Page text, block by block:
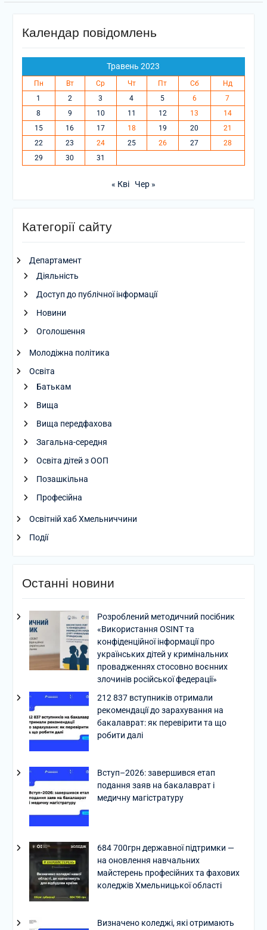
Календар повідомлень
Травень 2023
Пн Вт Ср Чт Пт Сб
Нд
1
2 3 4 5 6
7
8
9 10 11 12 13
14
15
16 17 18 19 20
21
22
23 24 25 26 27
28
29
30 31
« Кві Чер »
Категорії сайту
Департамент
Діяльність
Доступ до публічної інформації
Новини
Оголошення
Молодіжна політика
Освіта
Батькам
Вища
Вища передфахова
Загальна-середня
Освіта дітей з ООП
Позашкільна
Професійна
Освітній хаб Хмельниччини
Події
Останні новини
Розроблений методичний посібник
«Використання OSINT та
конфіденційної інформації про
українських дітей у кримінальних
провадженнях стосовно воєнних
злочинів російської федерації»
212 837 вступників отримали
рекомендації до зарахування на
бакалаврат: як перевірити та що
робити далі
Вступ–2026: завершився етап
подання заяв на бакалаврат і
медичну магістратуру
684 700грн державної підтримки —
на оновлення навчальних
майстерень професійних та фахових
коледжів Хмельницької області
Визначено коледжі, які отримають